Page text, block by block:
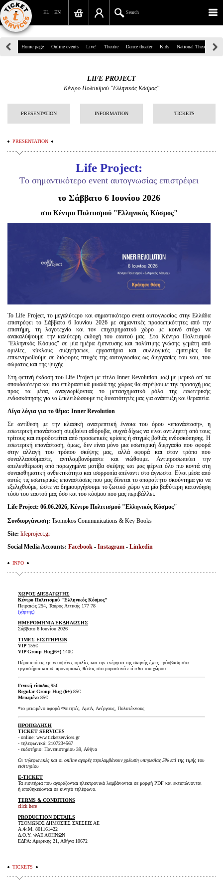
EN
EL Search
39, Panepistimiou Str, Athens
info@ticketservices.gr
Search
Sign up/Sign in
Search your order
Personal Data
Home page Online events Live! Theatre Dance theater Kids National Theatre
LIFE PROJECT
Κέντρο Πολιτισμού "Ελληνικός Κόσμος"
PRESENTATION INFORMATION TICKETS
PRESENTATION
Life Project:
Tο σημαντικότερο event αυτογνωσίας επιστρέφει
το Σάββατο 6 Ιουνίου 2026
στο Κέντρο Πολιτισμού "Ελληνικός Κόσμος"
To Life Project, το μεγαλύτερο και σημαντικότερο event αυτογνωσίας στην Ελλάδα
επιστρέφει το Σάββατο 6 Ιουνίου 2026 με σημαντικές προσωπικότητες από την
επιστήμη, τη λογοτεχνία και τον επιχειρηματικό χώρο με κοινό στόχο να
ανακαλύψουμε την καλύτερη εκδοχή του εαυτού μας. Στο Κέντρο Πολιτισμού
"Ελληνικός Κόσμος" σε μία ημέρα έμπνευσης και πολύτιμης γνώσης γεμάτη από
ομιλίες, κύκλους συζητήσεων, εργαστήρια και συλλογικές εμπειρίες θα
επικεντρωθούμε σε διάφορες πτυχές της αυτογνωσίας ως διεργασίες του νου, του
σώματος και της ψυχής.
Στη φετινή έκδοση του Life Project με τίτλο Inner Revolution μαζί με μερικά απ' τα
σπουδαιότερα και πιο επιδραστικά μυαλά της χώρας θα στρέψουμε την προσοχή μας
προς τα μέσα, αναγνωρίζοντας το μετασχηματικό ρόλο της εσωτερικής
ενδοσκόπησης για να ξεκλειδώσουμε τις δυνατότητές μας για ανάπτυξη και θεραπεία.
Λίγα λόγια για το θέμα: Inner Revolution
Σε αντίθεση με την κλασική ανατρεπτική έννοια του όρου «επανάσταση», η
εσωτερική επανάσταση συμβαίνει αθόρυβα, συχνά δίχως να είναι αντιληπτή από τους
τρίτους και πυροδοτείται από προσωπικές κρίσεις ή στιγμές βαθιάς ενδοσκόπησης. Η
εσωτερική επανάσταση, όμως, δεν είναι μόνο μια εσωτερική διεργασία που αφορά
στην αλλαγή του τρόπου σκέψης μας, αλλά αφορά και στον τρόπο που
συναλλασσόμαστε, αντιλαμβανόμαστε και νιώθουμε. Αντιπροσωπεύει την
απελευθέρωση από παρωχημένα μοτίβα σκέψης και μας φέρνει όλο πιο κοντά στη
συναισθηματική ανθεκτικότητα και ισορροπία απέναντι στο άγνωστο. Είναι μέσα από
αυτές τις εσωτερικές επαναστάσεις που μας δίνεται το απαραίτητο σκούντημα για να
εξελιχθούμε, ώστε να δημιουργήσουμε το ζωτικό χώρο για μία βαθύτερη κατανόηση
τόσο του εαυτού μας όσο και του κόσμου που μας περιβάλλει.
Life Project: 06.06.2026, Κέντρο Πολιτισμού "Ελληνικός Κόσμος"
Συνδιοργάνωση: Tsomokos Communications & Key Books
Site: lifeproject.gr
Social Media Accounts: Facebook - Instagram - Linkedin
INFO
ΧΩΡΟΣ ΔΙΕΞΑΓΩΓΗΣ
Κέντρο Πολιτισμού "Ελληνικός Κόσμος"
Πειραιώς 254, Ταύρος Αττικής 177 78
(χάρτης)
ΗΜΕΡΟΜΗΝΙΑ ΕΚΔΗΛΩΣΗΣ
Σάββατο 6 Ιουνίου 2026
ΤΙΜΕΣ ΕΙΣΙΤΗΡΙΩΝ
VIP155€
VIP Group Hug(6+)140€
Πέρα από τις εμπνευσμένες ομιλίες και την ενέργεια της σκηνής έχεις πρόσβαση στα
εργαστήρια και σε προνομιακές θέσεις στο μπροστινό επίπεδο του χώρου.
Γενική είσοδος 95€
Regular Group Hug (6+) 85€
Μειωμένο 85€
*το μειωμένο αφορά Φοιτητές, ΑμεΑ, Ανέργους, Πολυτέκνους
ΠΡΟΠΩΛΗΣΗ
TICKET SERVICES
- online: www.ticketservices.gr
- τηλεφωνικά: 2107234567
- εκδοτήριο: Πανεπιστημίου 39, Αθήνα
Οι τηλεφωνικές και οι online αγορές περιλαμβάνουν χρέωση υπηρεσίας 5% επί της τιμής του
εισιτηρίου
E-TICKET
Τα εισιτήρια που αγοράζονται ηλεκτρονικά λαμβάνονται σε μορφή PDF και εκτυπώνονται
ή αποθηκεύονται σε κινητό τηλέφωνο.
TERMS & CONDITIONS
click here
PRODUCTION DETAILS
ΤΣΟΜΩΚΟΣ ΔΗΜΟΣΙΕΣ ΣΧΕΣΕΙΣ ΑΕ
Α.Φ.Μ. 801161422
Δ.Ο.Υ. ΦΑΕ ΑΘΗΝΩΝ
ΕΔΡΑ: Αμερικής 21, Αθήνα 10672
TICKETS